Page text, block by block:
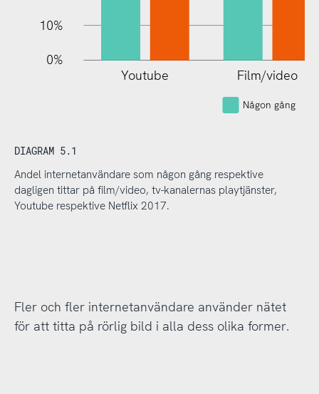
10%
0%
Youtube Film/video
Någon gång
DIAGRAM 5.1
Andel internetanvändare som någon gång respektive
dagligen tittar på film/video, tv-kanalernas playtjänster,
Youtube respektive Netflix 2017.
Fler och fler internetanvändare använder nätet
för att titta på rörlig bild i alla dess olika former.